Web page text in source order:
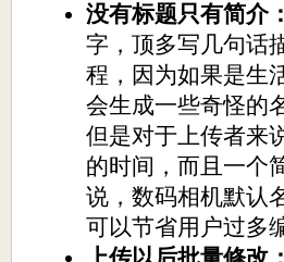
没有标题只有简介：
字，顶多写几句话
程，因为如果是生
会生成一些奇怪的
但是对于上传者来
的时间，而且一个
说，数码相机默认
可以节省用户过多